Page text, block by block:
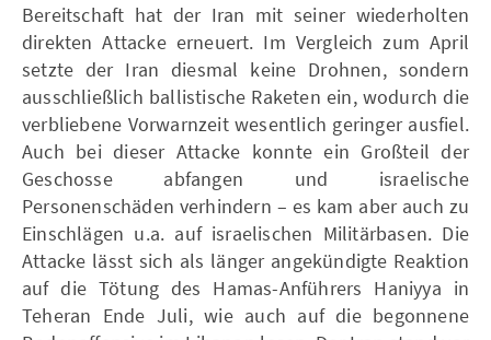
Bereitschaft hat der Iran mit seiner wiederholten
direkten Attacke erneuert. Im Vergleich zum April
setzte der Iran diesmal keine Drohnen, sondern
ausschließlich ballistische Raketen ein, wodurch die
verbliebene Vorwarnzeit wesentlich geringer ausfiel.
Auch bei dieser Attacke konnte ein Großteil der
Geschosse abfangen und israelische
Personenschäden verhindern – es kam aber auch zu
Einschlägen u.a. auf israelischen Militärbasen. Die
Attacke lässt sich als länger angekündigte Reaktion
auf die Tötung des Hamas-Anführers Haniyya in
Teheran Ende Juli, wie auch auf die begonnene